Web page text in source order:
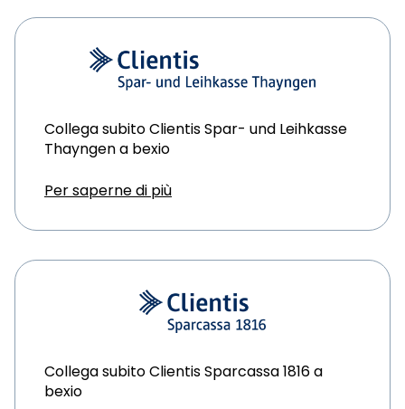
Collega subito Clientis Spar- und Leihkasse
Thayngen a bexio
Per saperne di più
Collega subito Clientis Sparcassa 1816 a
bexio